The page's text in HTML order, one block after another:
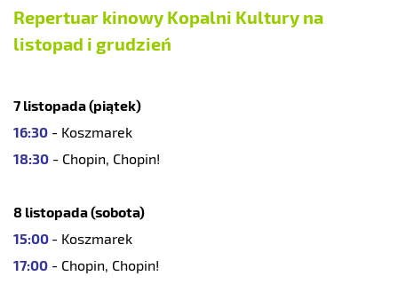
Repertuar kinowy Kopalni Kultury na
listopad i grudzień
7 listopada (piątek)
16:30 - Koszmarek
18:30 - Chopin, Chopin!
8 listopada (sobota)
15:00 - Koszmarek
17:00 - Chopin, Chopin!